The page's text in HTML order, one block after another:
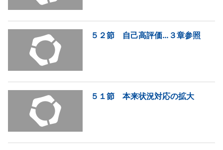
５２節 自己高評価…３章参照
５１節 本来状況対応の拡大